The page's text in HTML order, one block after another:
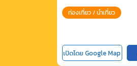
ท่องเที่ยว / นำเที่ยว
เปิดโดย Google Map